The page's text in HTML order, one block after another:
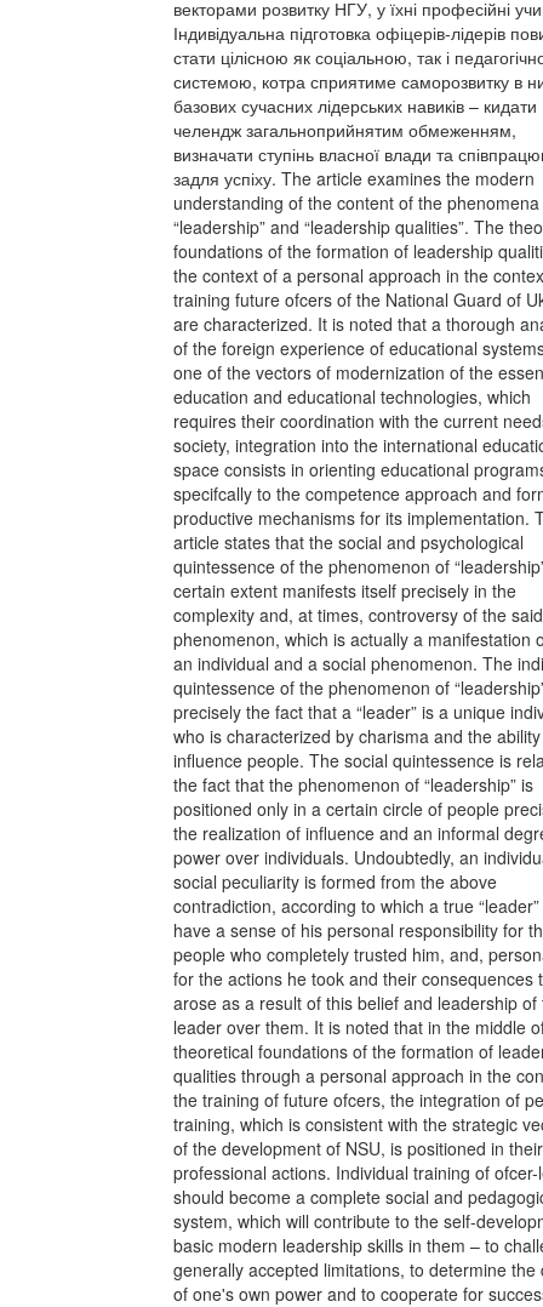
векторами розвитку НГУ, у їхні професійні
Індивідуальна підготовка офіцерів-лідерів
стати цілісною як соціальною, так і
системою, котра сприятиме саморозвитку в
базових сучасних лідерських навиків – кидати
челендж загальноприйнятим обмеженням,
визначати ступінь власної влади та
задля успіху. The article examines the modern
understanding of the content of the phenomena
“leadership” and “leadership qualities”. The
foundations of the formation of leadership
the context of a personal approach in the
training future ofcers of the National Guard of
are characterized. It is noted that a thorough
of the foreign experience of educational
one of the vectors of modernization of the
education and educational technologies, which
requires their coordination with the current
society, integration into the international
space consists in orienting educational
specifcally to the competence approach and
productive mechanisms for its implementation.
article states that the social and psychological
quintessence of the phenomenon of
certain extent manifests itself precisely in the
complexity and, at times, controversy of the said
phenomenon, which is actually a manifestation
an individual and a social phenomenon. The
quintessence of the phenomenon of
precisely the fact that a “leader” is a unique
who is characterized by charisma and the
inﬂuence people. The social quintessence is
the fact that the phenomenon of “leadership” is
positioned only in a certain circle of people
the realization of inﬂuence and an informal
power over individuals. Undoubtedly, an
social peculiarity is formed from the above
contradiction, according to which a true
have a sense of his personal responsibility for
people who completely trusted him, and,
for the actions he took and their consequences
arose as a result of this belief and leadership of
leader over them. It is noted that in the middle
theoretical foundations of the formation of
qualities through a personal approach in the
the training of future ofcers, the integration of
training, which is consistent with the strategic
of the development of NSU, is positioned in their
professional actions. Individual training of
should become a complete social and
system, which will contribute to the self-
basic modern leadership skills in them – to
generally accepted limitations, to determine the
of one's own power and to cooperate for